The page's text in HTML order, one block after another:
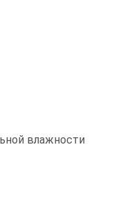
влажности